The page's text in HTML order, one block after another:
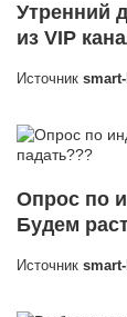
Утренний
из VIP
Источник
Опрос по
Будем
Источник